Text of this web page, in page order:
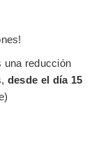
una reducción
desde el día 15